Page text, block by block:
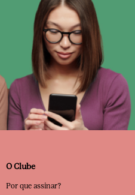
O Clube
Por que assinar?